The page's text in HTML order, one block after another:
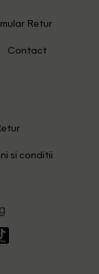
Retur
Contact
si conditii